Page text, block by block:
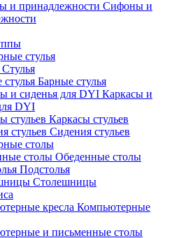
Сифоны и
стулья
Стулья
Барные стулья
Каркасы и
DYI
Каркасы стульев
Сидения стульев
столы
Обеденные столы
Подстолья
Столешницы
Компьютерные